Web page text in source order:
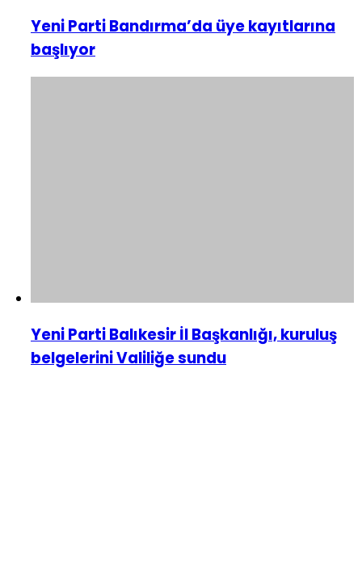
Yeni Parti Bandırma’da üye kayıtlarına
başlıyor
Yeni Parti Balıkesir İl Başkanlığı, kuruluş
belgelerini Valiliğe sundu